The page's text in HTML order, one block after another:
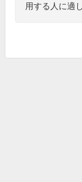
用する人に適